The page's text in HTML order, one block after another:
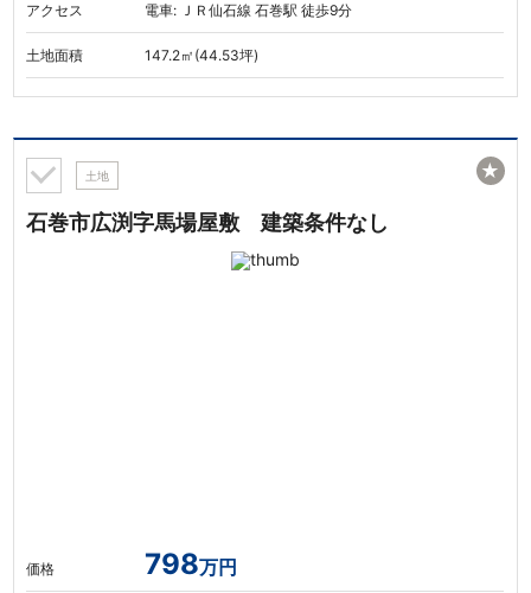
アクセス
電車: ＪＲ仙石線 石巻駅 徒歩9分
土地面積 147.2㎡(44.53坪)
土地
石巻市広渕字馬場屋敷 建築条件なし
価格 798万円
★